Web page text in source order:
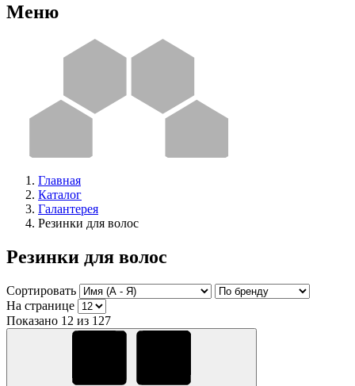
Меню
Главная
Каталог
Галантерея
Резинки для волос
Резинки для волос
Сортировать
На странице
Показано 12 из 127